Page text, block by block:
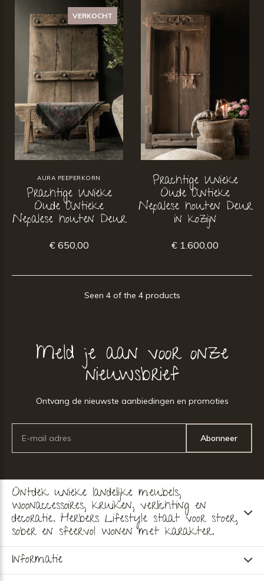
VERKOCHT
AURA PEEPERKORN
Prachtige Unieke
Oude Antieke
Nepalese houten Deur
€ 650,00
Prachtige Unieke
Oude Antieke
Nepalese houten Deur
in kozijn
€ 1.600,00
Seen 4 of the 4 products
Meld je aan voor onze
nieuwsbrief
Ontvang de nieuwste aanbiedingen en promoties
Abonneer
Ontdek unieke landelijke meubels,
woonaccessoires, kruiken, verlichting en
decoratie. Herbers Lifestyle staat voor stoer,
sober en sfeervol wonen met karakter.
Informatie